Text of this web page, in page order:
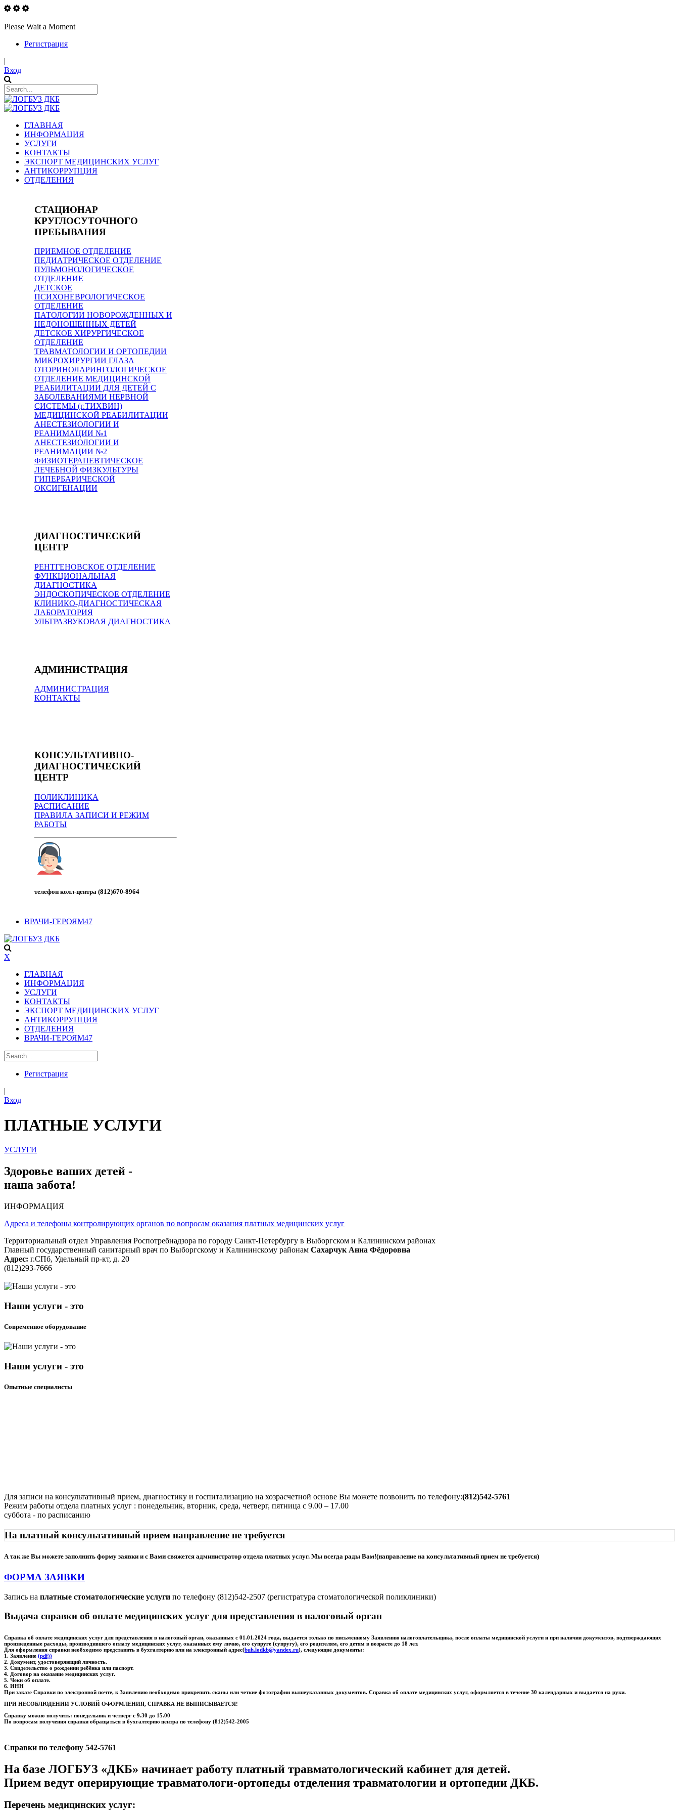
Please Wait a Moment
Регистрация
|
Вход
ГЛАВНАЯ
ИНФОРМАЦИЯ
УСЛУГИ
КОНТАКТЫ
ЭКСПОРТ МЕДИЦИНСКИХ УСЛУГ
АНТИКОРРУПЦИЯ
ОТДЕЛЕНИЯ
СТАЦИОНАР
КРУГЛОСУТОЧНОГО
ПРЕБЫВАНИЯ
ПРИЕМНОЕ ОТДЕЛЕНИЕ
ПЕДИАТРИЧЕСКОЕ ОТДЕЛЕНИЕ
ПУЛЬМОНОЛОГИЧЕСКОЕ
ОТДЕЛЕНИЕ
ДЕТСКОЕ
ПСИХОНЕВРОЛОГИЧЕСКОЕ
ОТДЕЛЕНИЕ
ПАТОЛОГИИ НОВОРОЖДЕННЫХ И
НЕДОНОШЕННЫХ ДЕТЕЙ
ДЕТСКОЕ ХИРУРГИЧЕСКОЕ
ОТДЕЛЕНИЕ
ТРАВМАТОЛОГИИ И ОРТОПЕДИИ
МИКРОХИРУРГИИ ГЛАЗА
ОТОРИНОЛАРИНГОЛОГИЧЕСКОЕ
ОТДЕЛЕНИЕ МЕДИЦИНСКОЙ
РЕАБИЛИТАЦИИ ДЛЯ ДЕТЕЙ С
ЗАБОЛЕВАНИЯМИ НЕРВНОЙ
СИСТЕМЫ (г.ТИХВИН)
МЕДИЦИНСКОЙ РЕАБИЛИТАЦИИ
АНЕСТЕЗИОЛОГИИ И
РЕАНИМАЦИИ №1
АНЕСТЕЗИОЛОГИИ И
РЕАНИМАЦИИ №2
ФИЗИОТЕРАПЕВТИЧЕСКОЕ
ЛЕЧЕБНОЙ ФИЗКУЛЬТУРЫ
ГИПЕРБАРИЧЕСКОЙ
ОКСИГЕНАЦИИ
ДИАГНОСТИЧЕСКИЙ
ЦЕНТР
РЕНТГЕНОВСКОЕ ОТДЕЛЕНИЕ
ФУНКЦИОНАЛЬНАЯ
ДИАГНОСТИКА
ЭНДОСКОПИЧЕСКОЕ ОТДЕЛЕНИЕ
КЛИНИКО-ДИАГНОСТИЧЕСКАЯ
ЛАБОРАТОРИЯ
УЛЬТРАЗВУКОВАЯ ДИАГНОСТИКА
АДМИНИСТРАЦИЯ
АДМИНИСТРАЦИЯ
КОНТАКТЫ
КОНСУЛЬТАТИВНО-
ДИАГНОСТИЧЕСКИЙ
ЦЕНТР
ПОЛИКЛИНИКА
РАСПИСАНИЕ
ПРАВИЛА ЗАПИСИ И РЕЖИМ
РАБОТЫ
телефон колл-центра (812)670-8964
ВРАЧИ-ГЕРОЯМ47
X
ГЛАВНАЯ
ИНФОРМАЦИЯ
УСЛУГИ
КОНТАКТЫ
ЭКСПОРТ МЕДИЦИНСКИХ УСЛУГ
АНТИКОРРУПЦИЯ
ОТДЕЛЕНИЯ
ВРАЧИ-ГЕРОЯМ47
Регистрация
|
Вход
ПЛАТНЫЕ УСЛУГИ
УСЛУГИ
Здоровье ваших детей -
наша забота!
ИНФОРМАЦИЯ
Адреса и телефоны контролирующих органов по вопросам оказания платных медицинских услуг
Территориальный отдел Управления Роспотребнадзора по городу Санкт-Петербургу в Выборгском и Калининском районах
Главный государственный санитарный врач по Выборгскому и Калининскому районам Сахарчук Анна Фёдоровна
Адрес: г.СПб, Удельный пр-кт, д. 20
(812)293-7666
Наши услуги - это
Современное оборудование
Наши услуги - это
Опытные специалисты
Для записи на консультативный прием, диагностику и госпитализацию на хозрасчетной основе Вы можете позвонить по телефону:(812)542-5761
Режим работы отдела платных услуг : понедельник, вторник, среда, четверг, пятница с 9.00 – 17.00
суббота - по расписанию
На платный консультативный прием направление не требуется
А так же Вы можете заполнить форму заявки и с Вами свяжется администратор отдела платных услуг. Мы всегда рады Вам!(направление на консультативный прием не требуется)
ФОРМА ЗАЯВКИ
Запись на платные стоматологические услуги по телефону (812)542-2507 (регистратура стоматологической поликлиники)
Выдача справки об оплате медицинских услуг для представления в налоговый орган
Справка об оплате медицинских услуг для представления в налоговый орган, оказанных с 01.01.2024 года, выдается только по письменному Заявлению налогоплательщика, после оплаты медицинской услуги и при наличии документов, подтверждающих
произведенные расходы, производившего оплату медицинских услуг, оказанных ему лично, его супруге (супругу), его родителям, его детям в возрасте до 18 лет.
Для оформления справки необходимо представить в бухгалтерию или на электронный адрес(buh.lodkb@yandex.ru), следующие документы:
1. Заявление (pdf))
2. Документ, удостоверяющий личность.
3. Свидетельство о рождении ребёнка или паспорт.
4. Договор на оказание медицинских услуг.
5. Чеки об оплате.
6. ИНН
При заказе Справки по электронной почте, к Заявлению необходимо прикрепить сканы или четкие фотографии вышеуказанных документов. Справка об оплате медицинских услуг, оформляется в течение 30 календарных и выдается на руки.
ПРИ НЕСОБЛЮДЕНИИ УСЛОВИЙ ОФОРМЛЕНИЯ, СПРАВКА НЕ ВЫПИСЫВАЕТСЯ!
Справку можно получить: понедельник и четверг с 9.30 до 15.00
По вопросам получения справки обращаться в бухгалтерию центра по телефону (812)542-2005
Справки по телефону 542-5761
На базе ЛОГБУЗ «ДКБ» начинает работу платный травматологический кабинет для детей.
Прием ведут оперирующие травматологи-ортопеды отделения травматологии и ортопедии ДКБ.
Перечень медицинских услуг: